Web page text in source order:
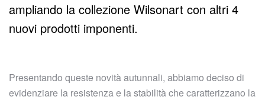
ampliando la collezione Wilsonart con altri 4
nuovi prodotti imponenti.
Presentando queste novità autunnali, abbiamo deciso di
evidenziare la resistenza e la stabilità che caratterizzano la